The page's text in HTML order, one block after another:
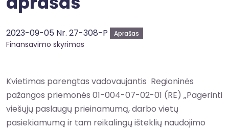
2023-09-05 Nr. 27-308-P Aprašas
Finansavimo skyrimas
Kvietimas parengtas vadovaujantis Regioninės
pažangos priemonės 01-004-07-02-01 (RE) „Pagerinti
viešųjų paslaugų prieinamumą, darbo vietų
pasiekiamumą ir tam reikalingų išteklių naudojimo